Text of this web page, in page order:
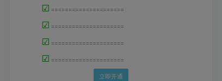
☑ =====================
☑ =====================
☑ =====================
☑ =====================
立即开通